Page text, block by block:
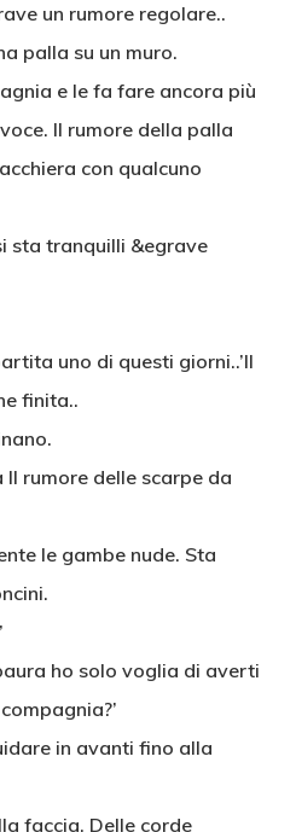
un rumore regolare..
palla su un muro.
e le fa fare ancora più
Il rumore della palla
con qualcuno
sta tranquilli &egrave
uno di questi giorni..’Il
finita..
rumore delle scarpe da
le gambe nude. Sta
ho solo voglia di averti
in avanti fino alla
faccia. Delle corde